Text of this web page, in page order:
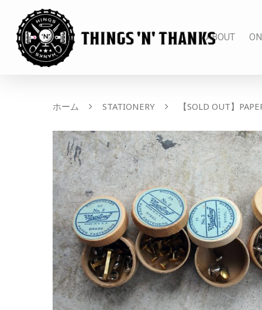
ABOUT
ホーム STATIONERY 【SOLD OUT】